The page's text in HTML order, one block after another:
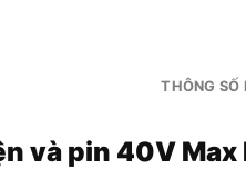
THÔNG SỐ
và pin 40V Max